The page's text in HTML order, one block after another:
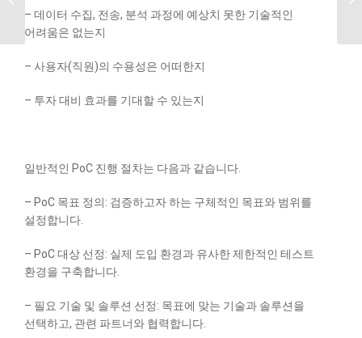
– 데이터 수집, 전송, 분석 과정에 예상치 못한 기술적인
어려움은 없는지
– 사용자(직원)의 수용성은 어떠한지
– 투자 대비 효과를 기대할 수 있는지
일반적인 PoC 진행 절차는 다음과 같습니다.
– PoC 목표 정의: 검증하고자 하는 구체적인 목표와 범위를
설정합니다.
– PoC 대상 선정: 실제 도입 환경과 유사한 제한적인 테스트
환경을 구축합니다.
– 필요 기술 및 솔루션 선정: 목표에 맞는 기술과 솔루션을
선택하고, 관련 파트너와 협력합니다.
디지털 대전환